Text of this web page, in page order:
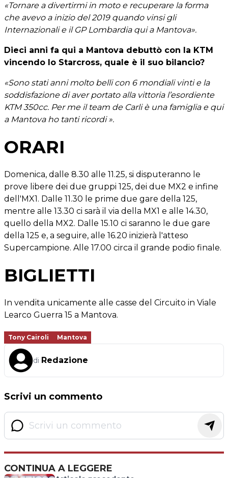
«Tornare a divertirmi in moto e recuperare la forma
che avevo a inizio del 2019 quando vinsi gli
Internazionali e il GP Lombardia qui a Mantova».
Dieci anni fa qui a Mantova debuttò con la KTM
vincendo lo Starcross, quale è il suo bilancio?
«Sono stati anni molto belli con 6 mondiali vinti e la
soddisfazione di aver portato alla vittoria l’esordiente
KTM 350cc. Per me il team de Carli è una famiglia e qui
a Mantova ho tanti ricordi ».
ORARI
Domenica, dalle 8.30 alle 11.25, si disputeranno le
prove libere dei due gruppi 125, dei due MX2 e infine
dell'MX1. Dalle 11.30 le prime due gare della 125,
mentre alle 13.30 ci sarà il via della MX1 e alle 14.30,
quello della MX2. Dalle 15.10 ci saranno le due gare
della 125 e, a seguire, alle 16.20 inizierà l'atteso
Supercampione. Alle 17.00 circa il grande podio finale.
BIGLIETTI
In vendita unicamente alle casse del Circuito in Viale
Learco Guerra 15 a Mantova.
Tony Cairoli Mantova
di Redazione
Scrivi un commento
CONTINUA A LEGGERE